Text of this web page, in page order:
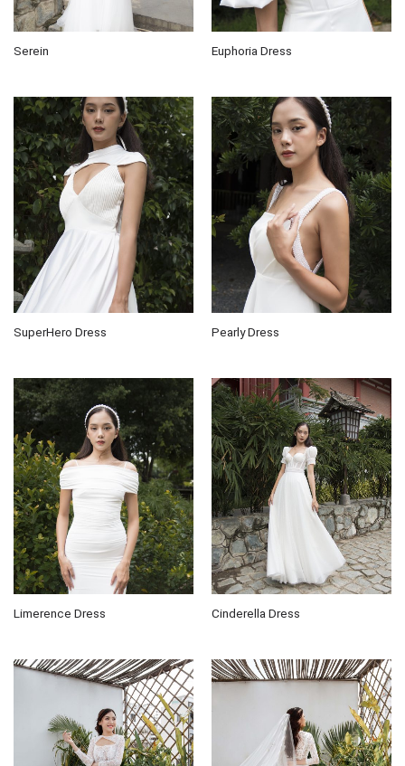
Serein Euphoria Dress
SuperHero Dress Pearly Dress
Limerence Dress Cinderella Dress